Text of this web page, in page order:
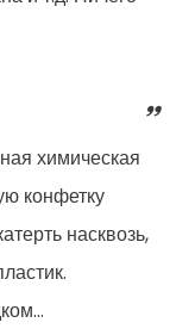
химическая
конфетку
насквозь,